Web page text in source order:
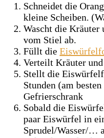
Schneidet die
kleine Scheiben.
Wascht die Kräuter
vom Stiel ab.
Füllt die
Verteilt Kräuter
Stellt die
Stunden (am
Gefrierschrank
Sobald die
paar Eiswürfel in
Sprudel/Wasser/…